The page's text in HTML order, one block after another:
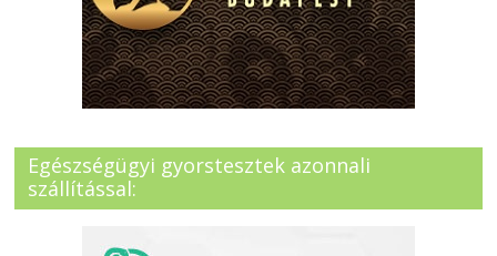
Egészségügyi gyorstesztek azonnali
szállítással: